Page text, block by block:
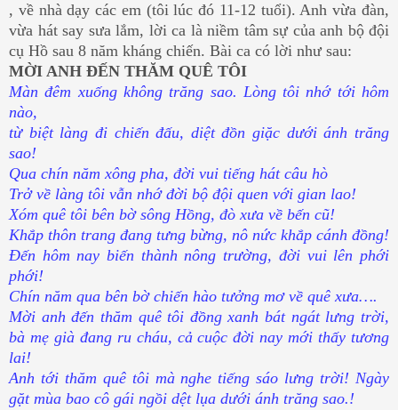
, về nhà dạy các em (tôi lúc đó 11-12 tuổi). Anh vừa đàn,
vừa hát say sưa lắm, lời ca là niềm tâm sự của anh bộ đội
cụ Hồ sau 8 năm kháng chiến. Bài ca có lời như sau:
MỜI ANH ĐẾN THĂM QUÊ TÔI
Màn đêm xuống không trăng sao. Lòng tôi nhớ tới hôm
nào,
từ biệt làng đi chiến đấu, diệt đồn giặc dưới ánh trăng
sao!
Qua chín năm xông pha, đời vui tiếng hát câu hò
Trở về làng tôi vẫn nhớ đời bộ đội quen với gian lao!
Xóm quê tôi bên bờ sông Hồng, đò xưa về bến cũ!
Khắp thôn trang đang tưng bừng, nô nức khắp cánh đồng!
Đến hôm nay biến thành nông trường, đời vui lên phới
phới!
Chín năm qua bên bờ chiến hào tưởng mơ về quê xưa….
Mời anh đến thăm quê tôi đồng xanh bát ngát lưng trời,
bà mẹ già đang ru cháu, cả cuộc đời nay mới thấy tương
lai!
Anh tới thăm quê tôi mà nghe tiếng sáo lưng trời! Ngày
gặt mùa bao cô gái ngồi dệt lụa dưới ánh trăng sao.!